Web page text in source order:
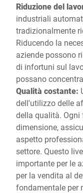
Riduzione del
industriali
tradizionalmente
Riducendo la
aziende possono
di infortuni sul
possano
Qualità costante:
dell'utilizzo delle
della qualità. Ogni
dimensione,
aspetto
settore. Questo
importante per le
per la vendita al
fondamentale per